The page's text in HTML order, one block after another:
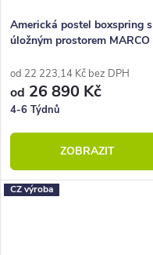
Americká postel boxspring s
úložným prostorem MARCO
od 22 223,14 Kč bez DPH
od 26 890 Kč
4-6 Týdnů
ZOBRAZIT
CZ výroba